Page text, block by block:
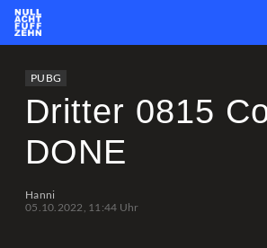
PUBG
Dritter 0815
DONE
Hanni
05.10.2022, 11:44 Uhr